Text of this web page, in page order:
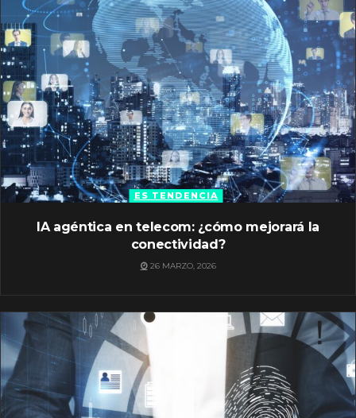
ES TENDENCIA
IA agéntica en telecom: ¿cómo mejorará la
conectividad?
26 MARZO, 2026